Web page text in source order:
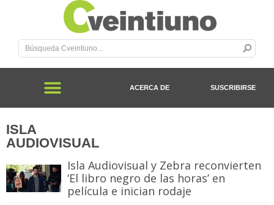
ACERCA DE SUSCRIBIRSE
ISLA
AUDIOVISUAL
Isla Audiovisual y Zebra reconvierten
‘El libro negro de las horas’ en
película e inician rodaje